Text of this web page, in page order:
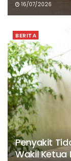
16/07/2026
BERITA
Penyakit
Wakil Ketua